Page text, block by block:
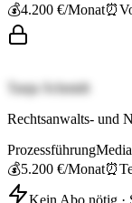
💰4.200 €/Monat⏰
Tanja Schmidt
Rechtsanwalts- und
Prozessführung
💰5.200 €/Monat⏰